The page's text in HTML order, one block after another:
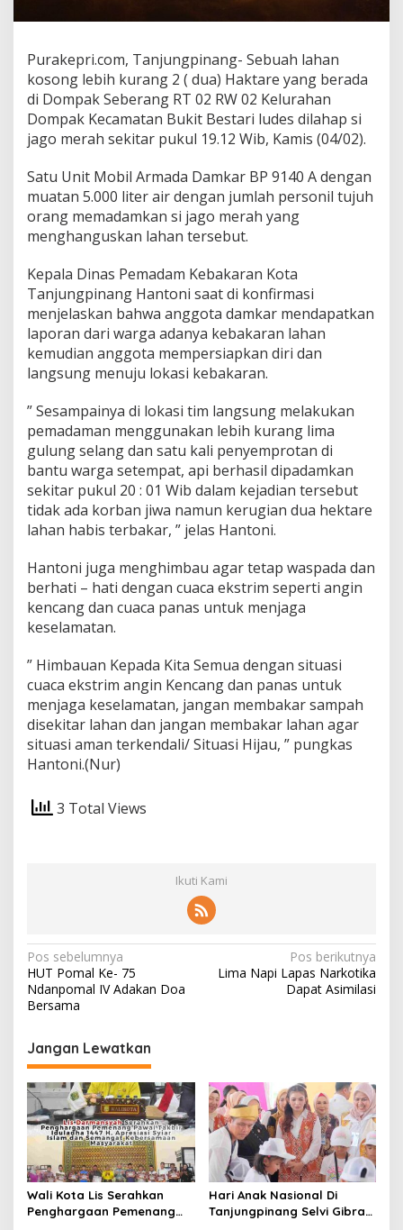
a
D
i
l
a
h
a
s
i
J
a
g
M
e
r
a
h
Purakepri.com, Tanjungpinang- Sebuah lahan
kosong lebih kurang 2 ( dua) Haktare yang berada
di Dompak Seberang RT 02 RW 02 Kelurahan
Dompak Kecamatan Bukit Bestari ludes dilahap si
jago merah sekitar pukul 19.12 Wib, Kamis (04/02).
Satu Unit Mobil Armada Damkar BP 9140 A dengan
muatan 5.000 liter air dengan jumlah personil tujuh
orang memadamkan si jago merah yang
menghanguskan lahan tersebut.
Kepala Dinas Pemadam Kebakaran Kota
Tanjungpinang Hantoni saat di konfirmasi
menjelaskan bahwa anggota damkar mendapatkan
laporan dari warga adanya kebakaran lahan
kemudian anggota mempersiapkan diri dan
langsung menuju lokasi kebakaran.
” Sesampainya di lokasi tim langsung melakukan
pemadaman menggunakan lebih kurang lima
gulung selang dan satu kali penyemprotan di
bantu warga setempat, api berhasil dipadamkan
sekitar pukul 20 : 01 Wib dalam kejadian tersebut
tidak ada korban jiwa namun kerugian dua hektare
lahan habis terbakar, ” jelas Hantoni.
Hantoni juga menghimbau agar tetap waspada dan
berhati – hati dengan cuaca ekstrim seperti angin
kencang dan cuaca panas untuk menjaga
keselamatan.
” Himbauan Kepada Kita Semua dengan situasi
cuaca ekstrim angin Kencang dan panas untuk
menjaga keselamatan, jangan membakar sampah
disekitar lahan dan jangan membakar lahan agar
situasi aman terkendali/ Situasi Hijau, ” pungkas
Hantoni.(Nur)
3 Total Views
Ikuti Kami
N
a
v
i
g
a
s
i
p
o
s
Pos sebelumnya
HUT Pomal Ke- 75
Ndanpomal IV Adakan Doa
Bersama
Pos berikutnya
Lima Napi Lapas Narkotika
Dapat Asimilasi
Jangan Lewatkan
Wali Kota Lis Serahkan
Penghargaan Pemenang
Hari Anak Nasional Di
Tanjungpinang Selvi Gibran